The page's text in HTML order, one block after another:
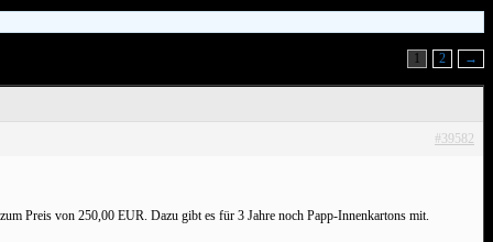
1 2 →
#39582
Preis von 250,00 EUR. Dazu gibt es für 3 Jahre noch Papp-Innenkartons mit.